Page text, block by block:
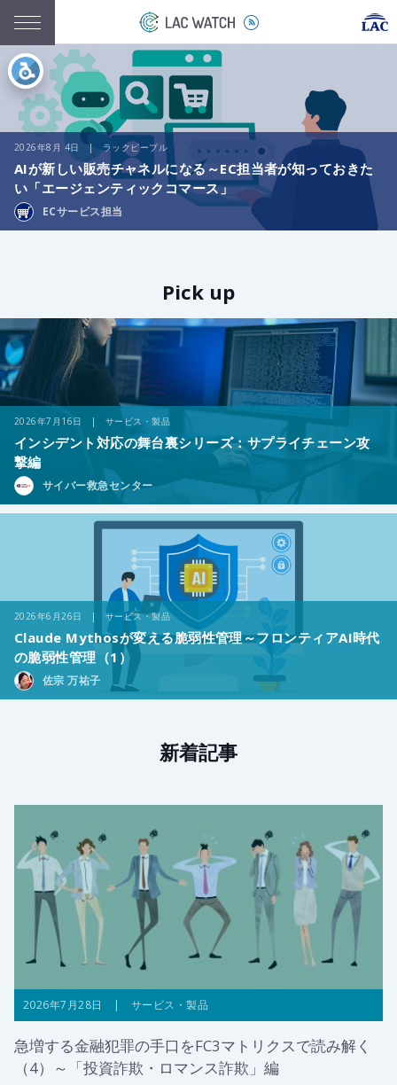
2026年8月 4日 | ラックピープル
AIが新しい販売チャネルになる～EC担当者が知っておきた
い「エージェンティックコマース」
ECサービス担当
Pick up
2026年7月16日 | サービス・製品
インシデント対応の舞台裏シリーズ：サプライチェーン攻
撃編
サイバー救急センター
2026年6月26日 | サービス・製品
Claude Mythosが変える脆弱性管理～フロンティアAI時代
の脆弱性管理（1）
佐宗 万祐子
新着記事
2026年7月28日 | サービス・製品
急増する金融犯罪の手口をFC3マトリクスで読み解く
（4）～「投資詐欺・ロマンス詐欺」編